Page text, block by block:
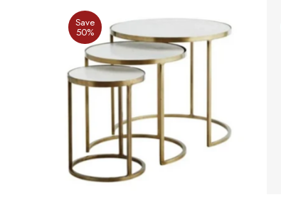
Save
50%